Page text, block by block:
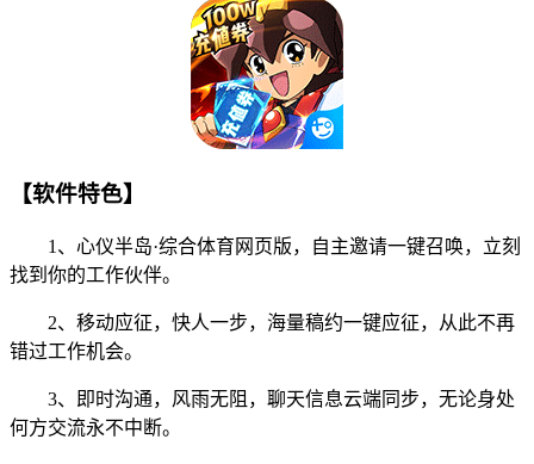
【软件特色】
1、心仪半岛·综合体育网页版，自主邀请一键召唤，立刻
找到你的工作伙伴。
2、移动应征，快人一步，海量稿约一键应征，从此不再
错过工作机会。
3、即时沟通，风雨无阻，聊天信息云端同步，无论身处
何方交流永不中断。